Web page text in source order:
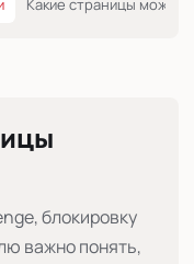
Какие страницы можно
блокировку
важно понять,